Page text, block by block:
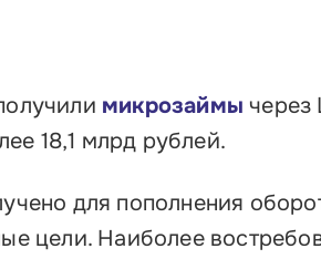
микрозаймы
18,1 млрд рублей.
для пополнения
цели. Наиболее